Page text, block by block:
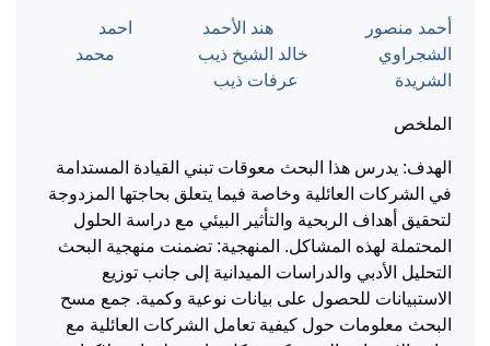
أحمد منصور هند الأحمد
احمد
الشجراوي
خالد الشيخ ذيب
محمد
الشريدة
عرفات ذيب
الملخص
الهدف: يدرس هذا البحث معوقات تبني القيادة المستدامة
في الشركات العائلية وخاصة فيما يتعلق بحاجتها المزدوجة
لتحقيق أهداف الربحية والتأثير البيئي مع دراسة الحلول
المحتملة لهذه المشاكل. المنهجية: تضمنت منهجية البحث
التحليل الأدبي والدراسات الميدانية إلى جانب توزيع
الاستبيانات للحصول على بيانات نوعية وكمية. جمع مسح
البحث معلومات حول كيفية تعامل الشركات العائلية مع